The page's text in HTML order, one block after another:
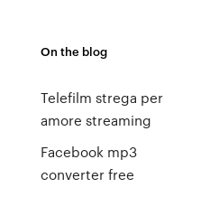
On the blog
Telefilm strega per
amore streaming
Facebook mp3
converter free